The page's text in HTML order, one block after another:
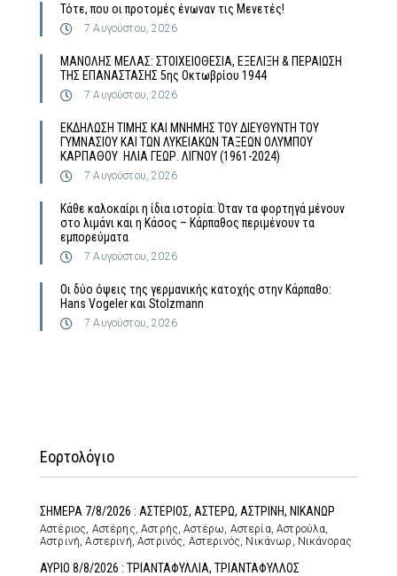
Τότε, που οι προτομές ένωναν τις Μενετές!
7 Αυγούστου, 2026
MΑΝΟΛΗΣ ΜΕΛΑΣ: ΣΤΟΙΧΕΙΟΘΕΣΙΑ, ΕΞΕΛΙΞΗ & ΠΕΡΑΙΩΣΗ
ΤΗΣ ΕΠΑΝΑΣΤΑΣΗΣ 5ης Οκτωβρίου 1944
7 Αυγούστου, 2026
ΕΚΔΗΛΩΣΗ ΤΙΜΗΣ ΚΑΙ ΜΝΗΜΗΣ ΤΟΥ ΔΙΕΥΘΥΝΤΗ ΤΟΥ
ΓΥΜΝΑΣΙΟΥ ΚΑΙ ΤΩΝ ΛΥΚΕΙΑΚΩΝ ΤΑΞΕΩΝ ΟΛΥΜΠΟΥ
ΚΑΡΠΑΘΟΥ ΗΛΙΑ ΓΕΩΡ. ΛΙΓΝΟΥ (1961-2024)
7 Αυγούστου, 2026
Κάθε καλοκαίρι η ίδια ιστορία: Όταν τα φορτηγά μένουν
στο λιμάνι και η Κάσος – Κάρπαθος περιμένουν τα
εμπορεύματα
7 Αυγούστου, 2026
Οι δύο όψεις της γερμανικής κατοχής στην Κάρπαθο:
Hans Vogeler και Stolzmann
7 Αυγούστου, 2026
Εορτολόγιο
ΣΗΜΕΡΑ 7/8/2026 : ΑΣΤΕΡΙΟΣ, ΑΣΤΕΡΩ, ΑΣΤΡΙΝΗ, ΝΙΚΑΝΩΡ
Αστέριος, Αστέρης, Αστρής, Αστέρω, Αστερία, Αστρούλα,
Αστρινή, Αστερινή, Αστρινός, Αστερινός, Νικάνωρ, Νικάνορας
ΑΥΡΙΟ 8/8/2026 : ΤΡΙΑΝΤΑΦΥΛΛΙΑ, ΤΡΙΑΝΤΑΦΥΛΛΟΣ